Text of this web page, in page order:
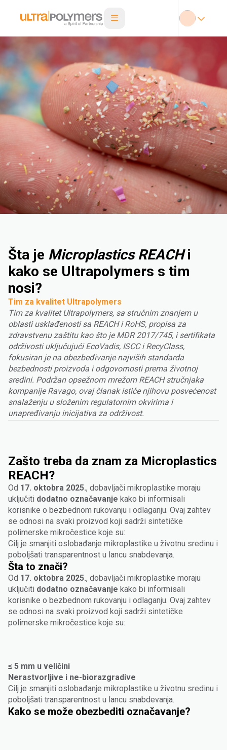
Šta je Microplastics REACHi
kako se Ultrapolymers s tim
nosi?
Tim za kvalitet Ultrapolymers
Tim za kvalitet Ultrapolymers, sa stručnim znanjem u
oblasti usklađenosti sa REACH i RoHS, propisa za
zdravstvenu zaštitu kao što je MDR 2017/745, i sertifikata
održivosti uključujući EcoVadis, ISCC i RecyClass,
fokusiran je na obezbeđivanje najviših standarda
bezbednosti proizvoda i odgovornosti prema životnoj
sredini. Podržan opsežnom mrežom REACH stručnjaka
kompanije Ravago, ovaj članak ističe njihovu posvećenost
snalaženju u složenim regulatornim okvirima i
unapređivanju inicijativa za održivost.
Zašto treba da znam za Microplastics
REACH?
Od 17. oktobra 2025., dobavljači mikroplastike moraju
uključiti dodatno označavanje kako bi informisali
korisnike o bezbednom rukovanju i odlaganju. Ovaj zahtev
se odnosi na svaki proizvod koji sadrži sintetičke
polimerske mikročestice koje su:
Cilj je smanjiti oslobađanje mikroplastike u životnu sredinu i
poboljšati transparentnost u lancu snabdevanja.
Šta to znači?
Od 17. oktobra 2025., dobavljači mikroplastike moraju
uključiti dodatno označavanje kako bi informisali
korisnike o bezbednom rukovanju i odlaganju. Ovaj zahtev
se odnosi na svaki proizvod koji sadrži sintetičke
polimerske mikročestice koje su:
≤ 5 mm u veličini
Nerastvorljive i ne-biorazgradive
Cilj je smanjiti oslobađanje mikroplastike u životnu sredinu i
poboljšati transparentnost u lancu snabdevanja.
Kako se može obezbediti označavanje?